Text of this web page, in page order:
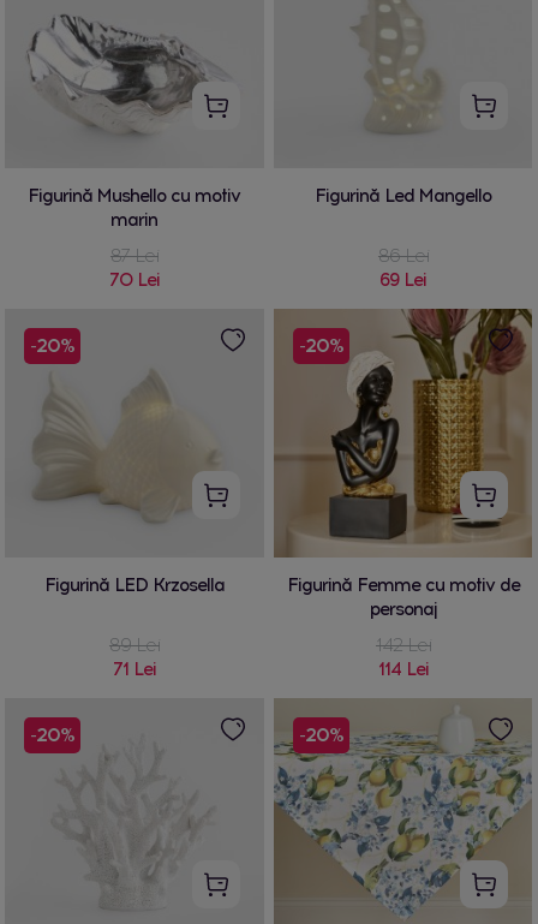
Figurină Mushello cu motiv
marin
87 Lei
70 Lei
Figurină Led Mangello
86 Lei
69 Lei
-20%
Figurină LED Krzosella
89 Lei
71 Lei
-20%
Figurină Femme cu motiv de
personaj
142 Lei
114 Lei
-20% -20%